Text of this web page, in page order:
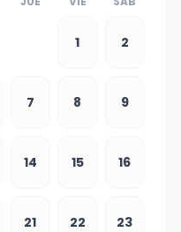
1 2
7 8 9
14 15 16
21 22 23